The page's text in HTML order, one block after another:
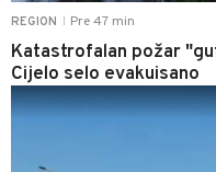
REGION Pre 47 min
Katastrofalan požar
Cijelo selo evakuisano